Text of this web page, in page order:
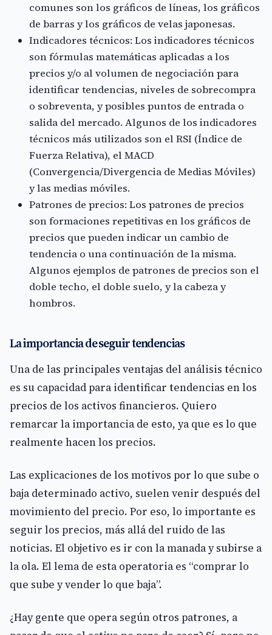
comunes son los gráficos de líneas, los gráficos
de barras y los gráficos de velas japonesas.
Indicadores técnicos: Los indicadores técnicos
son fórmulas matemáticas aplicadas a los
precios y/o al volumen de negociación para
identificar tendencias, niveles de sobrecompra
o sobreventa, y posibles puntos de entrada o
salida del mercado. Algunos de los indicadores
técnicos más utilizados son el RSI (Índice de
Fuerza Relativa), el MACD
(Convergencia/Divergencia de Medias Móviles)
y las medias móviles.
Patrones de precios: Los patrones de precios
son formaciones repetitivas en los gráficos de
precios que pueden indicar un cambio de
tendencia o una continuación de la misma.
Algunos ejemplos de patrones de precios son el
doble techo, el doble suelo, y la cabeza y
hombros.
La importancia de seguir tendencias
Una de las principales ventajas del análisis técnico
es su capacidad para identificar tendencias en los
precios de los activos financieros. Quiero
remarcar la importancia de esto, ya que es lo que
realmente hacen los precios.
Las explicaciones de los motivos por lo que sube o
baja determinado activo, suelen venir después del
movimiento del precio. Por eso, lo importante es
seguir los precios, más allá del ruido de las
noticias. El objetivo es ir con la manada y subirse a
la ola. El lema de esta operatoria es “comprar lo
que sube y vender lo que baja”.
¿Hay gente que opera según otros patrones, a